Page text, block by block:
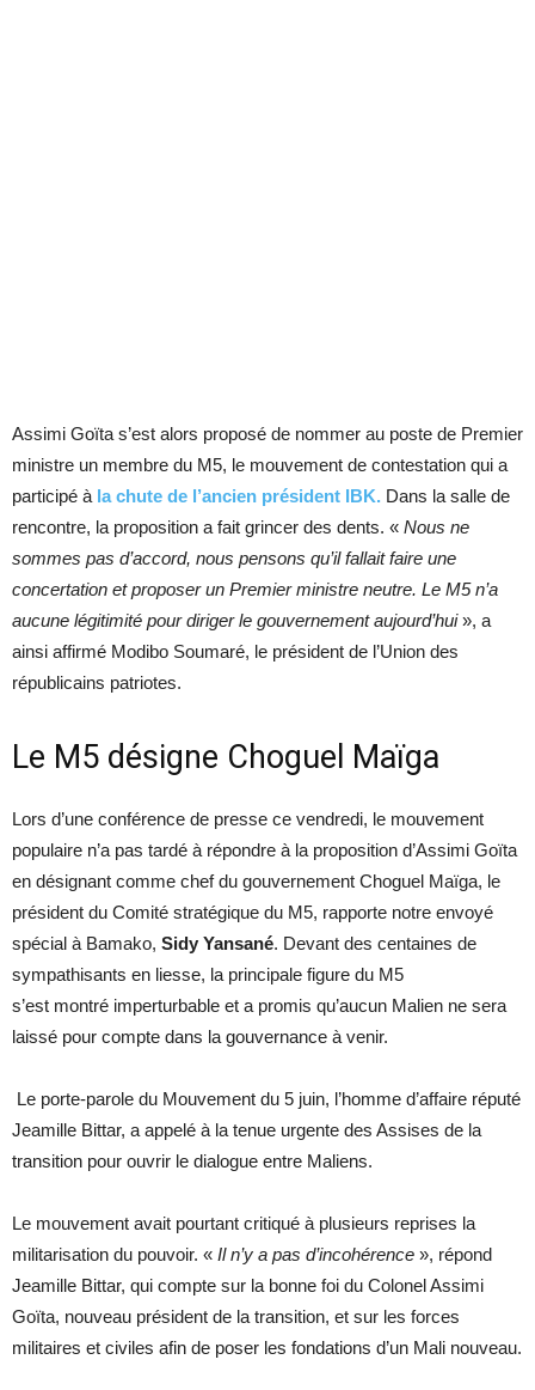
Assimi Goïta s’est alors proposé de nommer au poste de Premier
ministre un membre du M5, le mouvement de contestation qui a
participé à la chute de l’ancien président IBK. Dans la salle de
rencontre, la proposition a fait grincer des dents. « Nous ne
sommes pas d’accord, nous pensons qu’il fallait faire une
concertation et proposer un Premier ministre neutre. Le M5 n’a
aucune légitimité pour diriger le gouvernement aujourd’hui», a
ainsi affirmé Modibo Soumaré, le président de l’Union des
républicains patriotes.
Le M5 désigne Choguel Maïga
Lors d’une conférence de presse ce vendredi, le mouvement
populaire n’a pas tardé à répondre à la proposition d’Assimi Goïta
en désignant comme chef du gouvernement Choguel Maïga, le
président du Comité stratégique du M5, rapporte notre envoyé
spécial à Bamako, Sidy Yansané. Devant des centaines de
sympathisants en liesse, la principale figure du M5
s’est montré imperturbable et a promis qu’aucun Malien ne sera
laissé pour compte dans la gouvernance à venir.
Le porte-parole du Mouvement du 5 juin, l’homme d’affaire réputé
Jeamille Bittar, a appelé à la tenue urgente des Assises de la
transition pour ouvrir le dialogue entre Maliens.
Le mouvement avait pourtant critiqué à plusieurs reprises la
militarisation du pouvoir. « Il n’y a pas d’incohérence », répond
Jeamille Bittar, qui compte sur la bonne foi du Colonel Assimi
Goïta, nouveau président de la transition, et sur les forces
militaires et civiles afin de poser les fondations d’un Mali nouveau.